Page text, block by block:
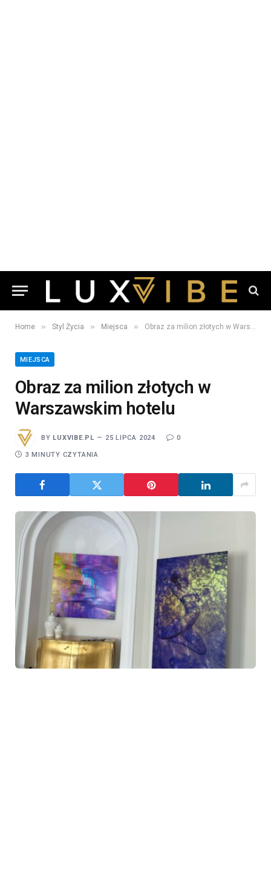
Home » Styl Życia » Miejsca » Obraz za milion złotych w Warszawskim hotelu
MIEJSCA
Obraz za milion złotych w
Warszawskim hotelu
BY LUXVIBE.PL 25 LIPCA 2024 0
3 MINUTY CZYTANIA